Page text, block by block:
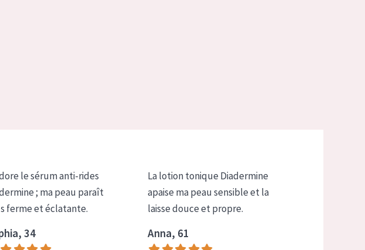
le sérum anti-rides
; ma peau paraît
ferme et éclatante.
34
La lotion tonique Diadermine
apaise ma peau sensible et la
laisse douce et propre.
Anna, 61